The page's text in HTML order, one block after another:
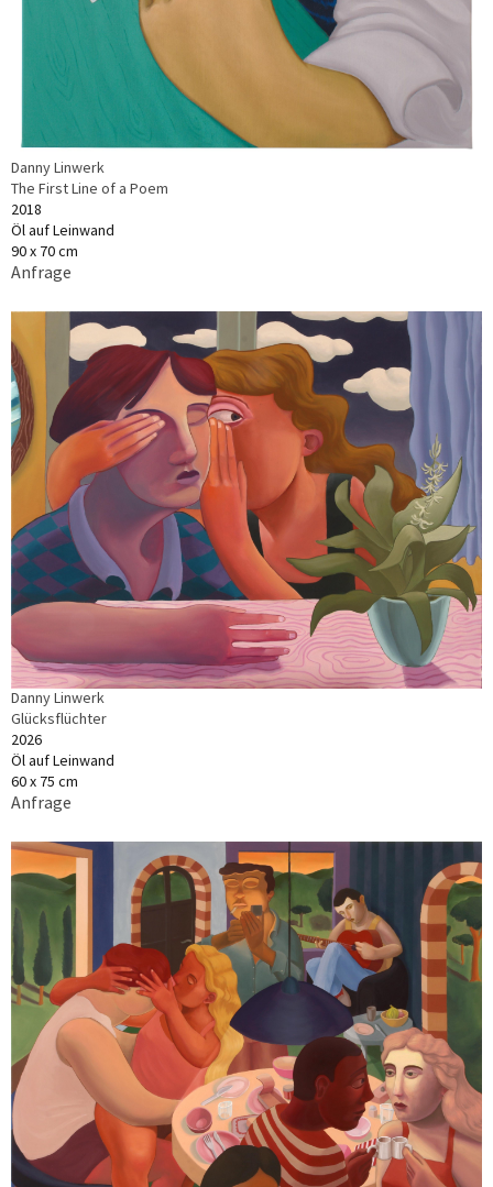
Danny Linwerk
The First Line of a Poem
2018
Öl auf Leinwand
90 x 70 cm
Anfrage
Danny Linwerk
Glücksflüchter
2026
Öl auf Leinwand
60 x 75 cm
Anfrage